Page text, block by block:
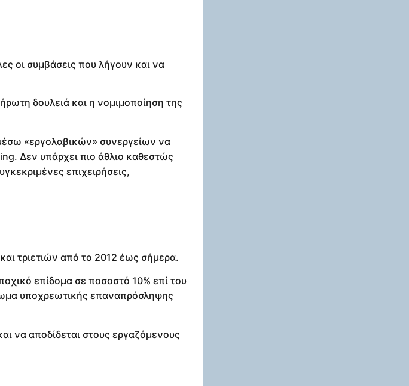
οι συμβάσεις που λήγουν και να
δουλειά και η νομιμοποίηση της
«εργολαβικών» συνεργείων να
Δεν υπάρχει πιο άθλιο καθεστώς
επιχειρήσεις,
τριετιών από το 2012 έως σήμερα.
επίδομα σε ποσοστό 10% επί του
υποχρεωτικής επαναπρόσληψης
να αποδίδεται στους εργαζόμενους